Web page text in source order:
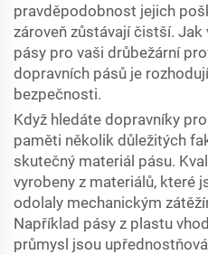
pravděpodobnost jejich
zároveň zůstávají čistší.
pásy pro vaši drůbežární
dopravních pásů je
bezpečnosti.
Když hledáte dopravníky
paměti několik důležitých
skutečný materiál pásu.
vyrobeny z materiálů, které
odolaly mechanickým
Například pásy z plastu
průmysl jsou